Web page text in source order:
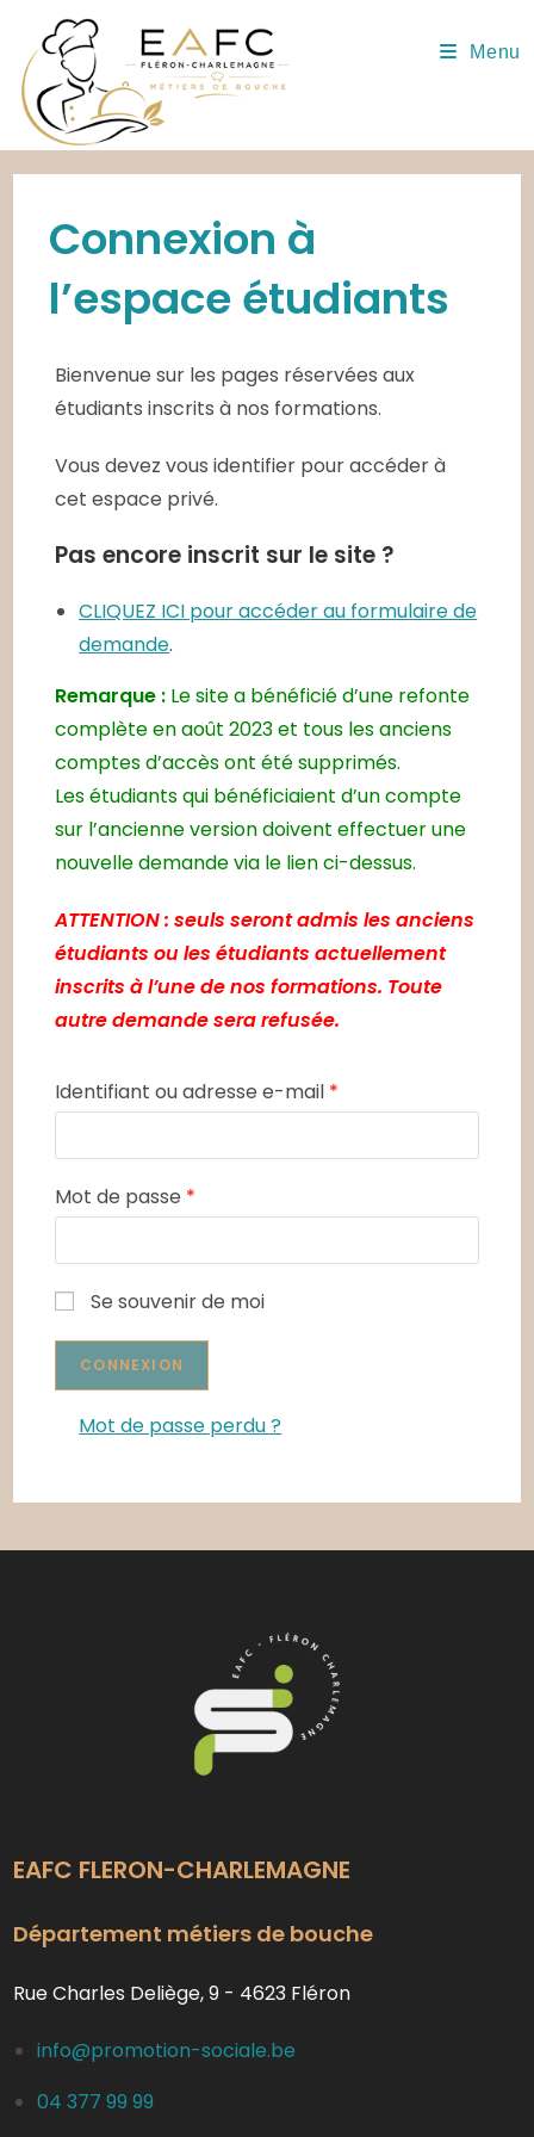
content
Menu
Connexion à
l’espace étudiants
Bienvenue sur les pages réservées aux
étudiants inscrits à nos formations.
Vous devez vous identifier pour accéder à
cet espace privé.
Pas encore inscrit sur le site ?
CLIQUEZ ICI pour accéder au formulaire de
demande.
Remarque : Le site a bénéficié d’une refonte
complète en août 2023 et tous les anciens
comptes d’accès ont été supprimés.
Les étudiants qui bénéficiaient d’un compte
sur l’ancienne version doivent effectuer une
nouvelle demande via le lien ci-dessus.
ATTENTION : seuls seront admis les anciens
étudiants ou les étudiants actuellement
inscrits à l’une de nos formations. Toute
autre demande sera refusée.
Identifiant ou adresse e-mail *
Mot de passe *
Se souvenir de moi
Mot de passe perdu ?
EAFC FLERON-CHARLEMAGNE
Département métiers de bouche
Rue Charles Deliège, 9 - 4623 Fléron
info@promotion-sociale.be
04 377 99 99